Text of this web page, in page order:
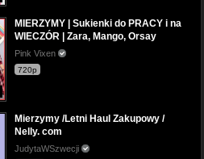
MIERZYMY | Sukienki do PRACY i na
WIECZÓR | Zara, Mango, Orsay
Pink Vixen
720p
Mierzymy /Letni Haul Zakupowy /
Nelly. com
JudytaWSzwecji